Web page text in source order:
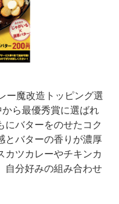
ー魔改造トッピング選
ら最優秀賞に選ばれ
にバターをのせたコク
とバターの香りが濃厚
カツカレーやチキンカ
自分好みの組み合わせ